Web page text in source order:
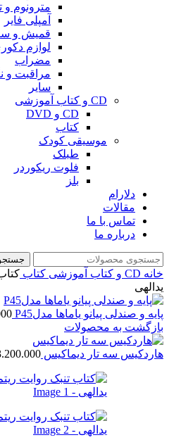
مترونوم و
آمپلی فایر
قمیش و
لوازم
مضراب
مراقبت و
سایر
CD و کتاب آموزشی
CD و DVD
کتاب
موسیقی کودک
طبلک
فلوت ریکوردر
بلز
دلارام
مقالات
تماس با ما
درباره ما
خانه CD و کتاب آموزشی کتاب
یدالهی
پایه و صندلی پیانو یاماها مدلP45
بازگشت به محصولات
هاردکیس سه تار دیماکیس